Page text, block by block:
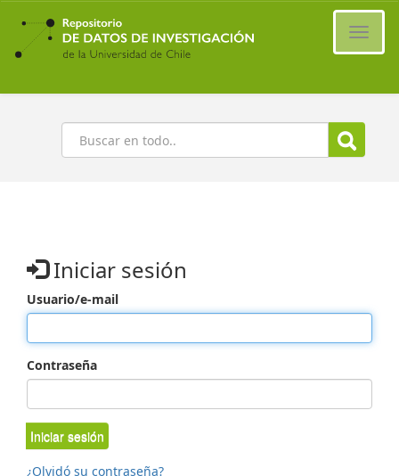
Ir
contenido
principal
Buscar
Iniciar sesión
Usuario/e-mail
Contraseña
Iniciar sesión
¿Olvidó su contraseña?